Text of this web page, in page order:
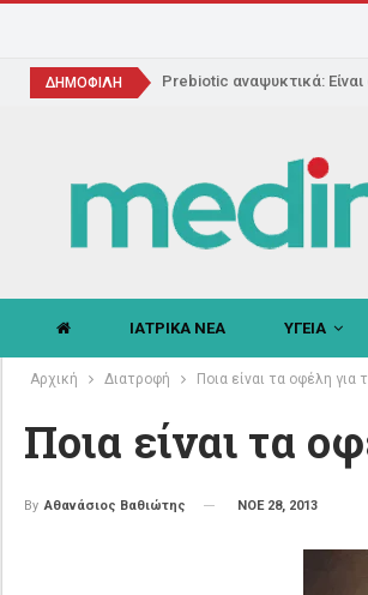
ΔΗΜΟΦΙΛΗ Prebiotic αναψυκτικά: Είναι
ΙΑΤΡΙΚΑ ΝΕΑ ΥΓΕΙΑ
Αρχική Διατροφή Ποια είναι τα οφέλη για
Ποια είναι τα
By Αθανάσιος Βαθιώτης ΝΟΕ 28, 2013